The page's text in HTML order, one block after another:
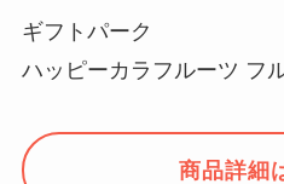
ギフトパーク
ハッピーカラフルーツ フ
商品詳細